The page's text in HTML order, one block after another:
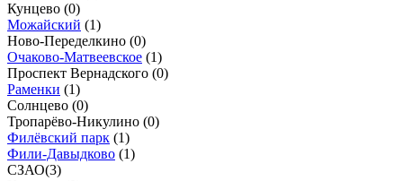
Кунцево (0)
Можайский (1)
Ново-Переделкино (0)
Очаково-Матвеевское (1)
Проспект Вернадского (0)
Раменки (1)
Солнцево (0)
Тропарёво-Никулино (0)
Филёвский парк (1)
Фили-Давыдково (1)
СЗАО(3)